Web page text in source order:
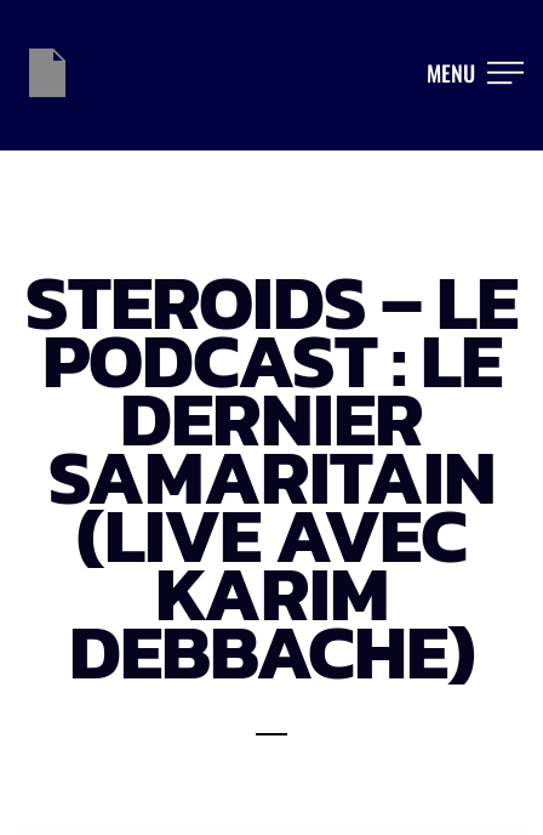
MENU
STEROIDS – LE
PODCAST : LE
DERNIER
SAMARITAIN
(LIVE AVEC
KARIM
DEBBACHE)